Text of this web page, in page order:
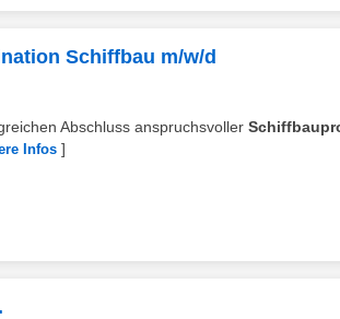
Schiffbau m/w/d
Abschluss anspruchsvoller
Infos ]